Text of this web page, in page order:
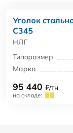
Уголок
С345
НЛГ
Типоразмер
Марка
95 440 ₽/тн
на складе: